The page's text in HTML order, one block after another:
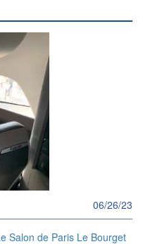
06/26/23
Salon de Paris Le Bourget